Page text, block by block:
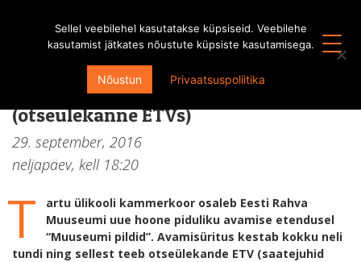
Eesti Rahva Muuseumi uue hoone
avamisõhtu “Muuseumi pildid”
(otseülekanne ETVs)
29. september, 2016
neljapäev, kell 18:20
T
artu ülikooli kammerkoor osaleb Eesti Rahva
Muuseumi uue hoone piduliku avamise etendusel
“Muuseumi pildid”. Avamisüritus kestab kokku neli
tundi ning sellest teeb otseülekande ETV (saatejuhid
Sellel veebilehel kasutatakse küpsiseid. Veebilehe
kasutamist jätkates nõustute küpsiste kasutamisega.
Nõustun Privaatsuspoliitika